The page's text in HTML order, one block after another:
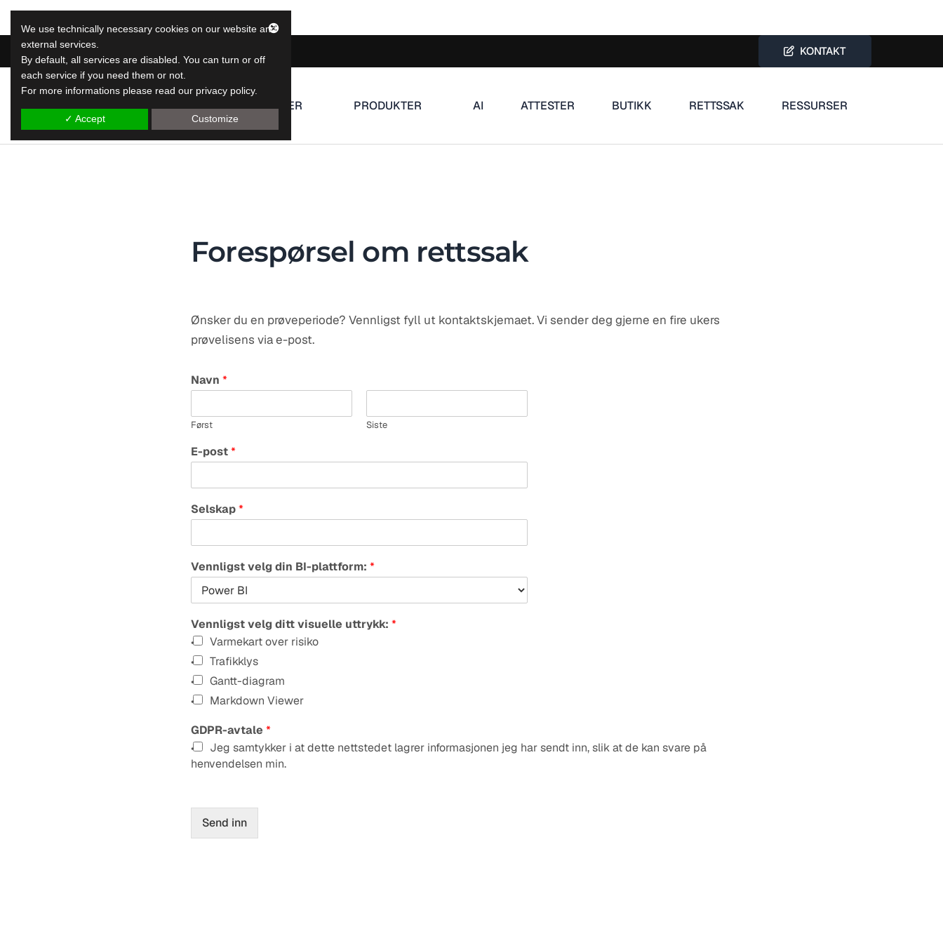
KONTAKT
LeapLytics
Leap Reporting Solutions
TJENESTER PRODUKTER AI ATTESTER BUTIKK RETTSSAK RESSURSER
Forespørsel om rettssak
Ønsker du en prøveperiode? Vennligst fyll ut kontaktskjemaet. Vi sender deg gjerne en fire ukers
prøvelisens via e-post.
Navn *
Først Siste
E-post*
Selskap*
Vennligst velg din BI-plattform: *
Vennligst velg ditt visuelle uttrykk: *
Varmekart over risiko
Trafikklys
Gantt-diagram
Markdown Viewer
GDPR-avtale *
Jeg samtykker i at dette nettstedet lagrer informasjonen jeg har sendt inn, slik at de kan svare på
henvendelsen min.
Send inn
We use technically necessary cookies on our website and
external services.
By default, all services are disabled. You can turn or off
each service if you need them or not.
For more informations please read our privacy policy.
✓ Accept Customize